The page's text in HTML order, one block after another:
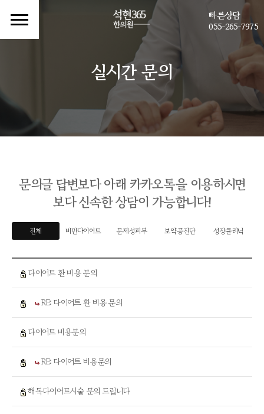
빠른상담
055-265-7975
실시간 문의
문의글 답변보다 아래 카카오톡을 이용하시면
보다 신속한 상담이 가능합니다!
전체 비만다이어트 문제성피부 보약공진단 성장클리닉
다이어트 환 비용 문의
RE: 다이어트 환 비용 문의
다이어트 비용문의
RE: 다이어트 비용문의
해독다이어트시술 문의 드립니다